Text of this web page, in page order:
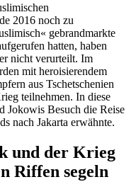
2016 noch zu
gebrand­markte
hatten, haben
nicht ver­urteilt. Im
mit heroisierendem
aus Tschetschenien
teilnehmen. In diese
Jokowis Besuch die Reise
nach Jakarta erwähnte.
und der Krieg
Riffen segeln